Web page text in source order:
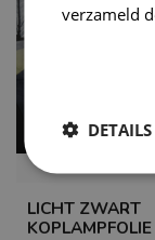
LICHT ZWART
KOPLAMPFOLIE
verzameld